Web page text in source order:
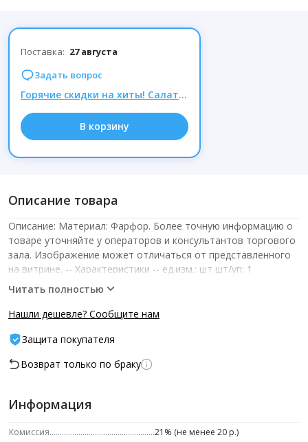
Поставка: 27 августа
Задать вопрос
Горячие скидки на хиты! Салатники и тарелки, посуда Люминарк и не только – по суперценам!
В корзину
Описание товара
Описание: Материал: Фарфор. Более точную информацию о
товаре уточняйте у операторов и консультантов торгового
зала. Изображение может отличаться от представленного
на витрине.­ -- Характеристики -- ед.изм.: шт шт/уп: 1
Читать полностью
Нашли дешевле? Сообщите нам
Защита покупателя
Возврат только по браку
Информация
Комиссия
21% (не менее 20 р.)